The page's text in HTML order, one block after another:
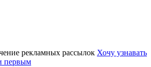
рекламных рассылок Хочу узнавать
первым